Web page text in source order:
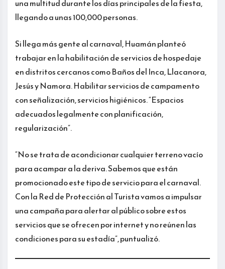
una multitud durante los días principales de la fiesta,
llegando a unas 100,000 personas.
Si llega más gente al carnaval, Huamán planteó
trabajar en la habilitación de servicios de hospedaje
en distritos cercanos como Baños del Inca, Llacanora,
Jesús y Namora. Habilitar servicios de campamento
con señalización, servicios higiénicos. “Espacios
adecuados legalmente con planificación,
regularización”.
“No se trata de acondicionar cualquier terreno vacío
para acampar a la deriva. Sabemos que están
promocionado este tipo de servicio para el carnaval.
Con la Red de Protección al Turista vamos a impulsar
una campaña para alertar al público sobre estos
servicios que se ofrecen por internet y no reúnen las
condiciones para su estadía”, puntualizó.